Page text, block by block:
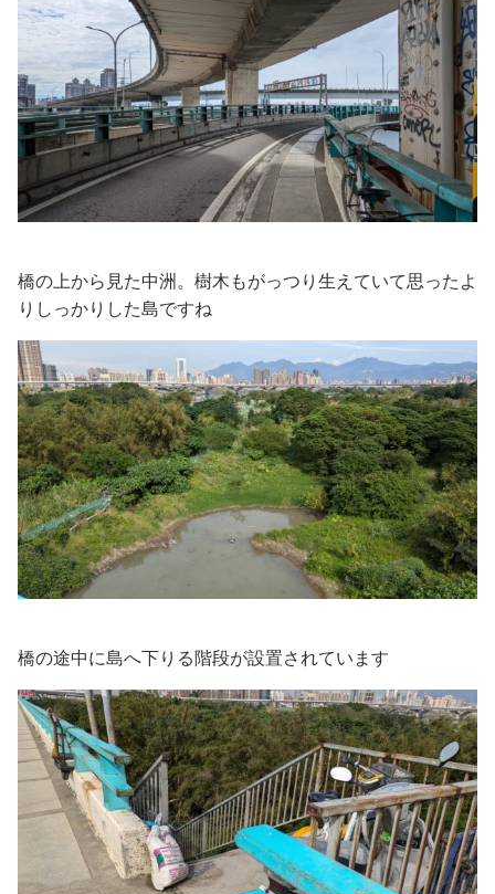
橋の上から見た中洲。樹木もがっつり生えていて思ったよ
りしっかりした島ですね
橋の途中に島へ下りる階段が設置されています